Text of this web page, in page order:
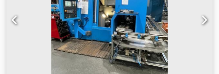
substituição de uma bateria tampão, o software da
máquina foi eliminado, pelo que alguns parâmetros da
máquina foram eliminados sem documentação e o
funcionamento automático é atualmente impossível.
Espera-se que esteja disponível a partir do 1º trimestre de
2025. Djdpfou D H Hwsx Ackokr